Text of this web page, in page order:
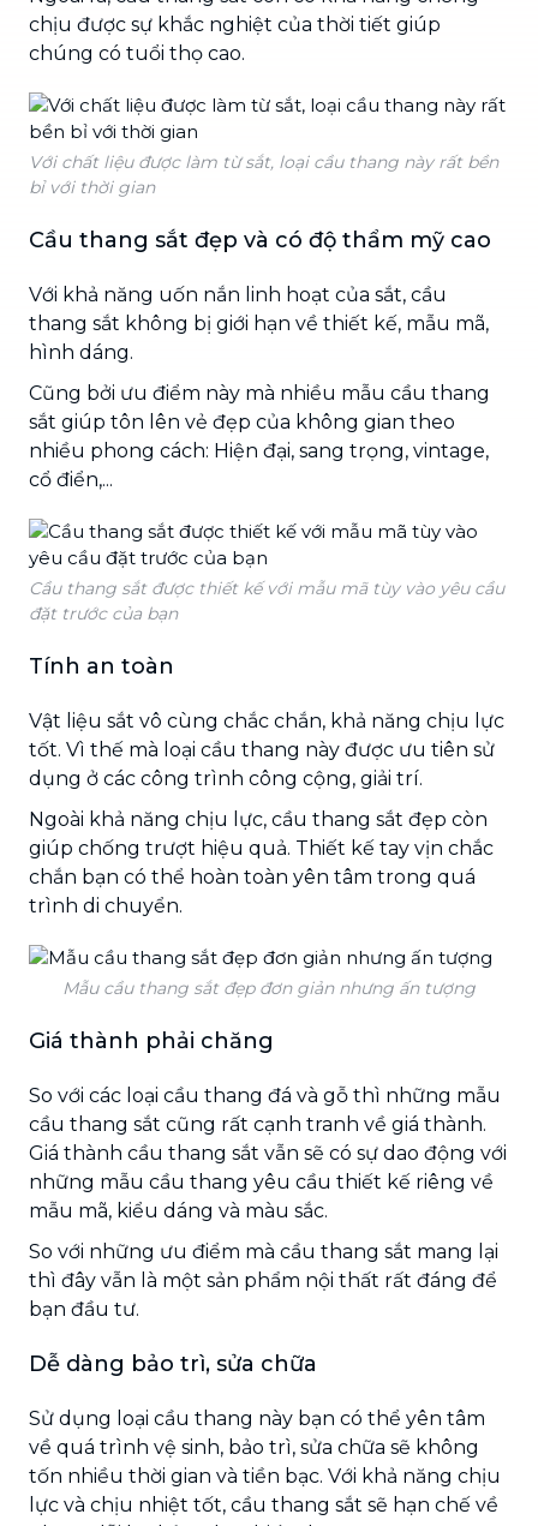
chịu được sự khắc nghiệt của thời tiết giúp
chúng có tuổi thọ cao.
Với chất liệu được làm từ sắt, loại cầu thang này rất bền
bỉ với thời gian
Cầu thang sắt đẹp và có độ thẩm mỹ cao
Với khả năng uốn nắn linh hoạt của sắt, cầu
thang sắt không bị giới hạn về thiết kế, mẫu mã,
hình dáng.
Cũng bởi ưu điểm này mà nhiều mẫu cầu thang
sắt giúp tôn lên vẻ đẹp của không gian theo
nhiều phong cách: Hiện đại, sang trọng, vintage,
cổ điển,...
Cầu thang sắt được thiết kế với mẫu mã tùy vào yêu cầu
đặt trước của bạn
Tính an toàn
Vật liệu sắt vô cùng chắc chắn, khả năng chịu lực
tốt. Vì thế mà loại cầu thang này được ưu tiên sử
dụng ở các công trình công cộng, giải trí.
Ngoài khả năng chịu lực, cầu thang sắt đẹp còn
giúp chống trượt hiệu quả. Thiết kế tay vịn chắc
chắn bạn có thể hoàn toàn yên tâm trong quá
trình di chuyển.
Mẫu cầu thang sắt đẹp đơn giản nhưng ấn tượng
Giá thành phải chăng
So với các loại cầu thang đá và gỗ thì những mẫu
cầu thang sắt cũng rất cạnh tranh về giá thành.
Giá thành cầu thang sắt vẫn sẽ có sự dao động với
những mẫu cầu thang yêu cầu thiết kế riêng về
mẫu mã, kiểu dáng và màu sắc.
So với những ưu điểm mà cầu thang sắt mang lại
thì đây vẫn là một sản phẩm nội thất rất đáng để
bạn đầu tư.
Dễ dàng bảo trì, sửa chữa
Sử dụng loại cầu thang này bạn có thể yên tâm
về quá trình vệ sinh, bảo trì, sửa chữa sẽ không
tốn nhiều thời gian và tiền bạc. Với khả năng chịu
lực và chịu nhiệt tốt, cầu thang sắt sẽ hạn chế về